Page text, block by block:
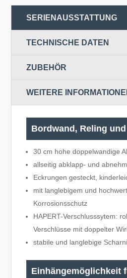
SERIENAUSSTATTUNG
TECHNISCHE DATEN
ZUBEHÖR
WEITERE
Bordwand, Reling und
30 cm hohe doppelwandige
allseitig abklapp- und
Eckrungen gesteckt,
mit langlebigem und
Korrosionsschutz
HAPERT-Verschlusssytem:
Verschlüsse mit doppelter
stabile und langlebige
Einhängemöglichkeit